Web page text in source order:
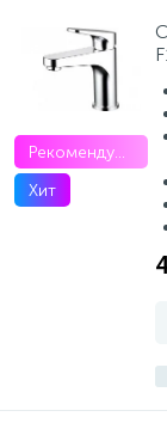
Рекомендуем
Хит